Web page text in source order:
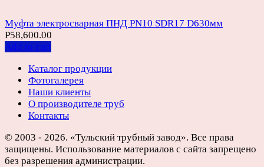
Муфта электросварная ПНД PN10 SDR17 D630мм
Р58,600.00
Add to cart
Каталог продукции
Фотогалерея
Наши клиенты
О производителе труб
Контакты
© 2003 - 2026. «Тульский трубный завод». Все права
защищены. Использование материалов с сайта запрещено
без разрешения администрации.